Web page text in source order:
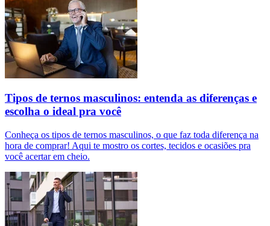
Tipos de ternos masculinos: entenda as diferenças e
escolha o ideal pra você
Conheça os tipos de ternos masculinos, o que faz toda diferença na
hora de comprar! Aqui te mostro os cortes, tecidos e ocasiões pra
você acertar em cheio.